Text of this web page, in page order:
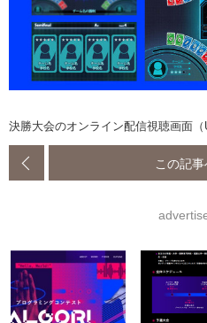
決勝大会のオンライン配信視聴画面
この記事